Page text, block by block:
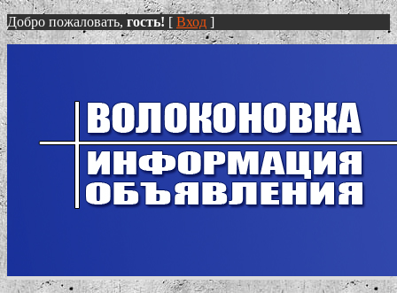
Добро пожаловать, гость! [ Вход ]